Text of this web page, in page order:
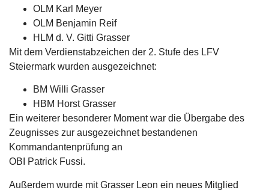
OLM Karl Meyer
OLM Benjamin Reif
HLM d. V. Gitti Grasser
Mit dem Verdienstabzeichen der 2. Stufe des LFV
Steiermark wurden ausgezeichnet:
BM Willi Grasser
HBM Horst Grasser
Ein weiterer besonderer Moment war die Übergabe des
Zeugnisses zur ausgezeichnet bestandenen
Kommandantenprüfung an
OBI Patrick Fussi.
Außerdem wurde mit Grasser Leon ein neues Mitglied